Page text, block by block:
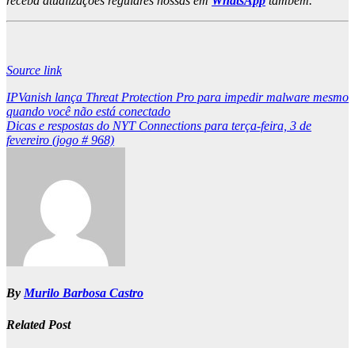
Source link
Post
navigation
IPVanish lança Threat Protection Pro para impedir malware mesmo
quando você não está conectado
Dicas e respostas do NYT Connections para terça-feira, 3 de
fevereiro (jogo # 968)
ByMurilo Barbosa Castro
Related Post